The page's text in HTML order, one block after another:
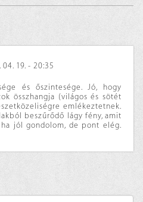
04. 19. - 20:35
és őszintesége. Jó, hogy
összhangja (világos és sötét
emlékeztetnek.
beszűrődő lágy fény, amit
jól gondolom, de pont elég.